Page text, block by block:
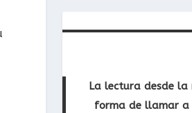
La lectura desde la
forma de llamar